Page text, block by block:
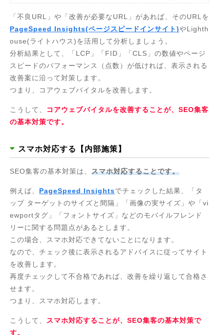
「不良URL」や「改善が必要なURL」があれば、そのURLを
PageSpeed Insights(ページスピードインサイト)やLighth
ouse(ライトハウス)を活用して分析しましょう。
分析結果として、「LCP」「FID」「CLS」の数値やページ
スピードのパフォーマンス（点数）が低ければ、表示される
改善案に沿って対策します。
つまり、コアウェブバイタルを改善します。
こうして、
コアウェブバイタルを改善することが、SEO集客
の基本対策です。
スマホ対応する【内部施策】
SEO集客の基本対策は、 スマホ対応することです。
例えば、 PageSpeed Insightsでチェックした結果、「タ
ップ ターゲットのサイズと間隔」「画像の実サイズ」や「vi
ewportタグ」「フォントサイズ」などのモバイルフレンド
リーに関する問題点があるとします。
この場合、スマホ対応できてないことになります。
なので、チェック後に表示されるアドバイスに従ってサイト
を改善します。
再度チェックして不合格であれば、改善を繰り返して合格さ
せます。
つまり、スマホ対応します。
こうして、 スマホ対応することが、SEO集客の基本対策で
す。